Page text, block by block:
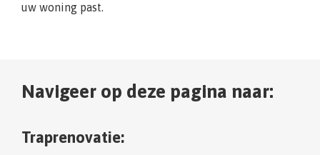
uw woning past.
Navigeer op deze pagina naar:
Traprenovatie: